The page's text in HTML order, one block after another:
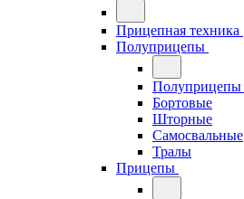
Прицепная техника
Полуприцепы
Полуприцепы
Бортовые
Шторные
Самосвальные
Тралы
Прицепы